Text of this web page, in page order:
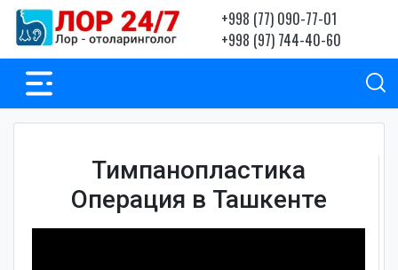
+998 (77) 090-77-01
+998 (97) 744-40-60
Тимпанопластика
Операция в Ташкенте